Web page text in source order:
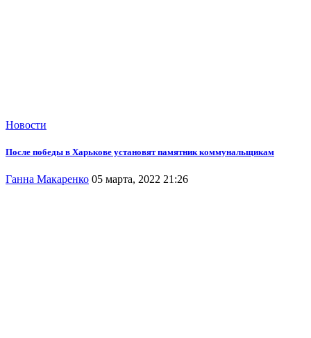
Новости
После победы в Харькове установят памятник коммунальщикам
Ганна Макаренко 05 марта, 2022 21:26